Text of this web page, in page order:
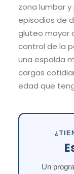
zona lumbar
episodios de
gluteo mayor
control de la
una espalda
cargas
edad que
Un